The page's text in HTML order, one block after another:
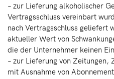
– zur Lieferung alkoholischer
Vertragsschluss vereinbart
nach Vertragsschluss geliefert
aktueller Wert von
die der Unternehmer keinen
– zur Lieferung von
mit Ausnahme von